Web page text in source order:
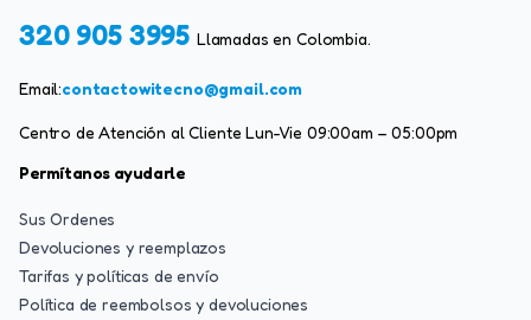
320 905 3995 Llamadas en Colombia.
Email:contactowitecno@gmail.com
Centro de Atención al Cliente Lun-Vie 09:00am – 05:00pm
Permítanos ayudarle
Sus Ordenes
Devoluciones y reemplazos
Tarifas y políticas de envío
Política de reembolsos y devoluciones